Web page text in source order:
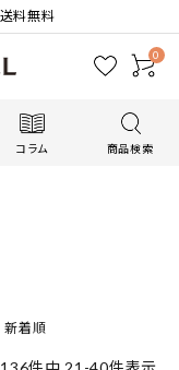
料無料
0
コラム 商品検索
新着順